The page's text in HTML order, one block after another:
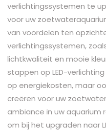
verlichtingssystemen te
voor uw
van voordelen ten
verlichtingssystemen,
lichtkwaliteit en mooie
stappen op LED-
op energiekosten, maar
creëren voor uw
ambiance in uw aquarium
om bij het upgraden naar